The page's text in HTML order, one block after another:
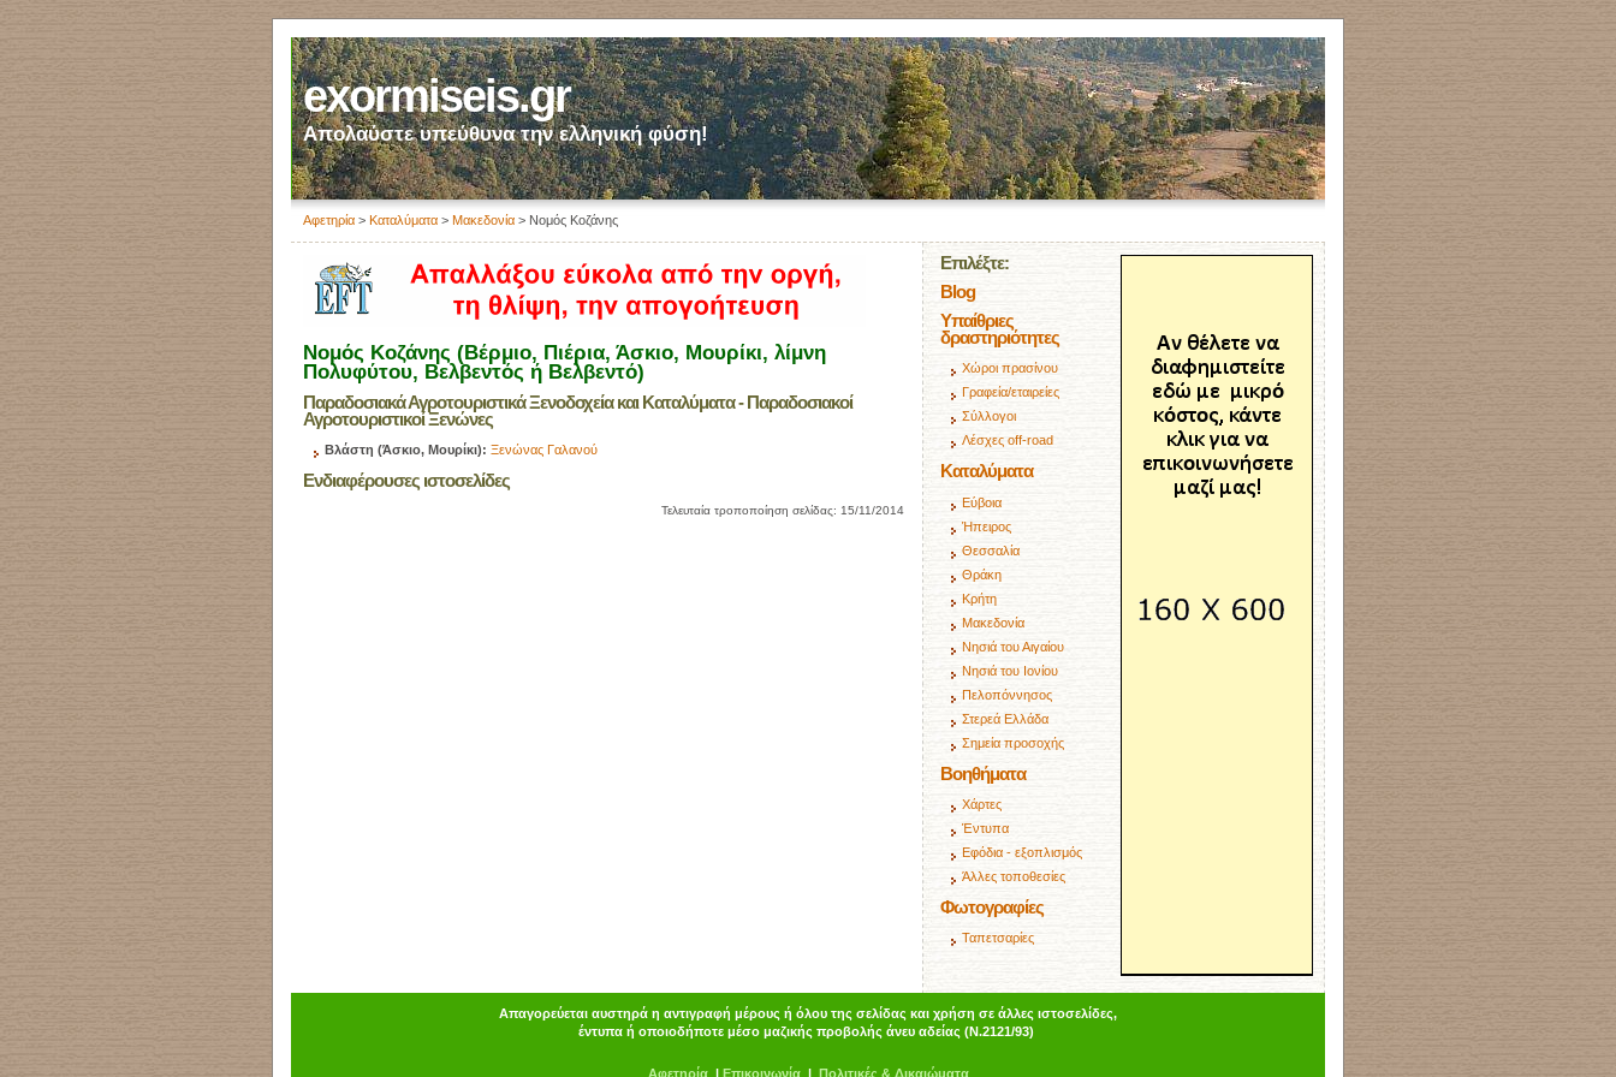
exormiseis.gr
Απολαύστε υπεύθυνα την ελληνική φύση!
Αφετηρία > Καταλύματα > Μακεδονία > Νομός Κοζάνης
Νομός Κοζάνης (Βέρμιο, Πιέρια, Άσκιο, Μουρίκι, λίμνη
Πολυφύτου, Βελβεντός ή Βελβεντό)
Παραδοσιακά Αγροτουριστικά Ξενοδοχεία και Καταλύματα - Παραδοσιακοί
Αγροτουριστικοί Ξενώνες
Βλάστη (Άσκιο, Μουρίκι): Ξενώνας Γαλανού
Ενδιαφέρουσες ιστοσελίδες
Τελευταία τροποποίηση σελίδας: 15/11/2014
Επιλέξτε:
Blog
Υπαίθριες
δραστηριότητες
Χώροι πρασίνου
Γραφεία/εταιρείες
Σύλλογοι
Λέσχες off-road
Καταλύματα
Εύβοια
Ήπειρος
Θεσσαλία
Θράκη
Κρήτη
Μακεδονία
Νησιά του Αιγαίου
Νησιά του Ιονίου
Πελοπόννησος
Στερεά Ελλάδα
Σημεία προσοχής
Βοηθήματα
Χάρτες
Έντυπα
Εφόδια - εξοπλισμός
Άλλες τοποθεσίες
Φωτογραφίες
Ταπετσαρίες
Απαγορεύεται αυστηρά η αντιγραφή μέρους ή όλου της σελίδας και χρήση σε άλλες ιστοσελίδες,
έντυπα ή οποιοδήποτε μέσο μαζικής προβολής άνευ αδείας (Ν.2121/93)
Αφετηρία| Επικοινωνία| Πολιτικές & Δικαιώματα